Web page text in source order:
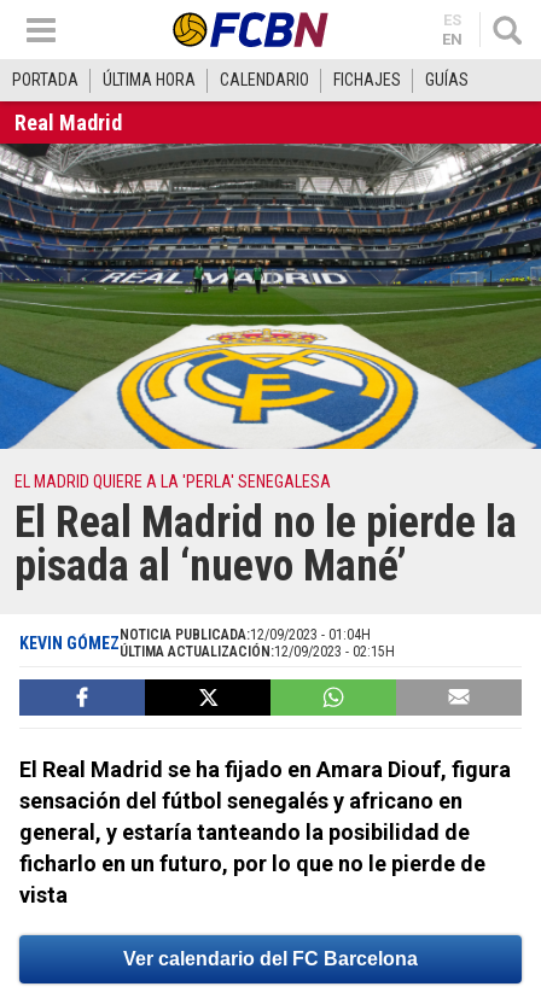
ES
EN
PORTADA ÚLTIMA HORA CALENDARIO FICHAJES GUÍAS
Real Madrid
EL MADRID QUIERE A LA 'PERLA' SENEGALESA
El Real Madrid no le pierde la
pisada al ‘nuevo Mané’
KEVIN GÓMEZ NOTICIA PUBLICADA:12/09/2023 - 01:04H
ÚLTIMA ACTUALIZACIÓN:12/09/2023 - 02:15H
El Real Madrid se ha fijado en Amara Diouf, figura
sensación del fútbol senegalés y africano en
general, y estaría tanteando la posibilidad de
ficharlo en un futuro, por lo que no le pierde de
vista
Ver calendario del FC Barcelona